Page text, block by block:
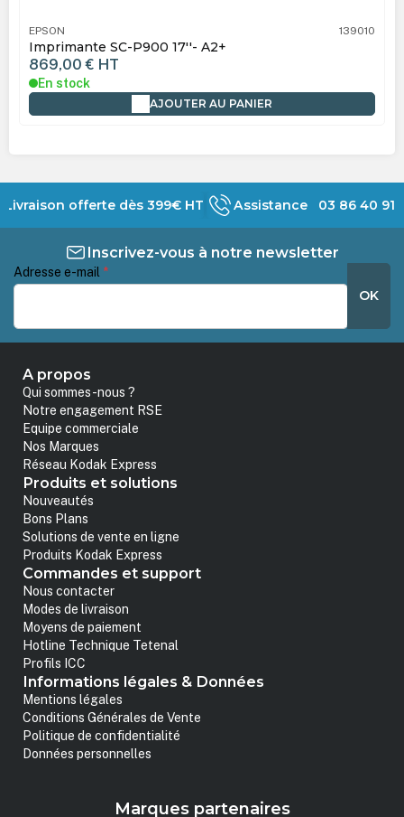
EPSON 139010
Imprimante SC-P900 17''- A2+
869,00 € HT
En stock
AJOUTER AU PANIER
Livraison offerte dès 399€ HT Assistance 03 86 40 91
Inscrivez-vous à notre newsletter
Adresse e-mail *
OK
A propos
Qui sommes-nous ?
Notre engagement RSE
Equipe commerciale
Nos Marques
Réseau Kodak Express
Produits et solutions
Nouveautés
Bons Plans
Solutions de vente en ligne
Produits Kodak Express
Commandes et support
Nous contacter
Modes de livraison
Moyens de paiement
Hotline Technique Tetenal
Profils ICC
Informations légales & Données
Mentions légales
Conditions Générales de Vente
Politique de confidentialité
Données personnelles
Marques partenaires